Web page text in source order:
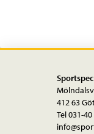
412 63
Tel 031-